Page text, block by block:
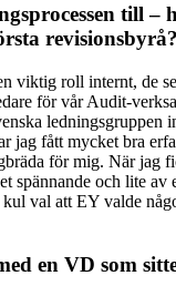
till –
revisionsbyrå?
viktig roll internt, de
för vår Audit-
ledningsgruppen
jag fått mycket bra
för mig. När jag
spännande och lite av
val att EY valde
en VD som